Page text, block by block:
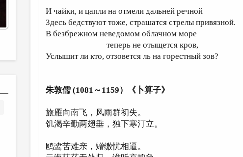
И чайки, и цапли на отмели дальней речной
Здесь бедствуют тоже, страшатся стрелы привязной.
В безбрежном неведомом облачном море
теперь не отыщется кров,
Услышит ли кто, отзовется ль на горестный зов?
朱敦儒 (1081～1159）《卜算子》
旅雁向南飞，风雨群初失。
饥渴辛勤两翅垂，独下寒汀立。
鸥鹭苦难亲，矰缴忧相逼。